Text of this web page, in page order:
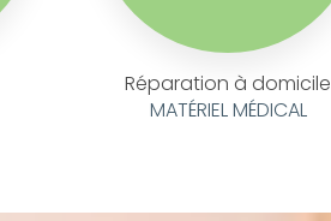
Réparation à domicile
MATÉRIEL MÉDICAL